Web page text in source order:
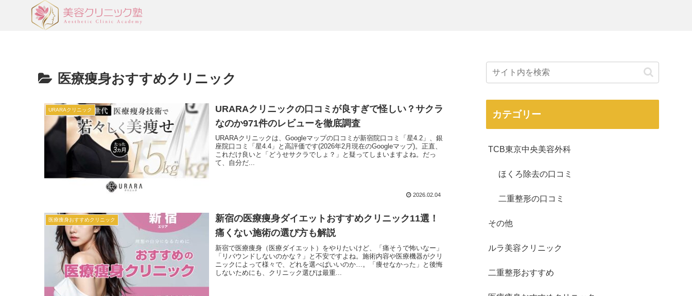
医療痩身おすすめクリニック
URARAクリニック
URARAクリニックの口コミが良すぎで怪しい？サクラ
なのか971件のレビューを徹底調査
URARAクリニックは、Googleマップの口コミが新宿院口コミ「星4.2」、銀
座院口コミ「星4.4」と高評価です(2026年2月現在のGoogleマップ)。正直、
これだけ良いと「どうせサクラでしょ？」と疑ってしまいますよね。だっ
て、自分だ...
2026.02.04
医療痩身おすすめクリニック
新宿の医療痩身ダイエットおすすめクリニック11選！
痛くない施術の選び方も解説
新宿で医療痩身（医療ダイエット）をやりたいけど、「痛そうで怖いなー」
「リバウンドしないのかな？」と不安ですよね。施術内容や医療機器がクリ
ニックによって様々で、どれを選べばいいのか…。「痩せなかった」と後悔
しないためにも、クリニック選びは最重...
カテゴリー
TCB東京中央美容外科
ほくろ除去の口コミ
二重整形の口コミ
その他
ルラ美容クリニック
二重整形おすすめ